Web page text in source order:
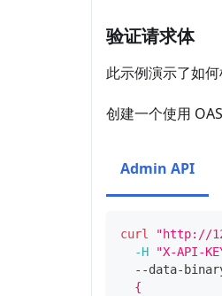
验证请求体
此示例演示了如
创建一个使用
Admin API
curl
"http://
-H
"X-API-
--data-
  {